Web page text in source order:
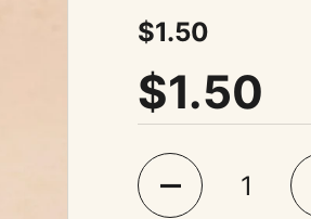
표준 가격
$1.50
표준 가격
$1.50
수량